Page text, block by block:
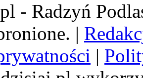
- Radzyń
|
|